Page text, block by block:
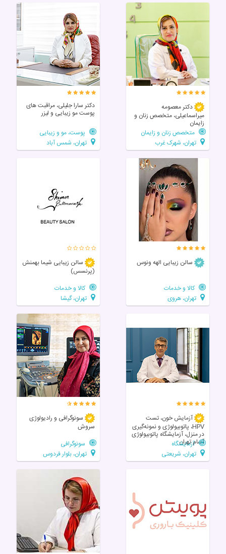
دکتر معصومه
میراسماعیلی، متخصص زنان و
زایمان
متخصص زنان و زایمان
تهران، شهرک غرب
دکتر سارا جلیلی، مراقبت های
پوست مو زیبایی و لیزر
پوست، مو و زیبایی
تهران، شمس آباد
سالن زیبایی الهه ونوس
کالا و خدمات
تهران، هروی
سالن زيبايی شیما بهمنش
(پرنسس)
کالا و خدمات
تهران، گیشا
آزمایش خون، تست
HPV، پاتوبیولوژی و نمونه‌گیری
در منزل، آزمایشگاه پاتوبیولوژی
آسام تهران
آزمایشگاه
تهران، شریعتی
سونوگرافی و رادیولوژی
سروش
سونوگرافی
تهران، بلوار فردوس